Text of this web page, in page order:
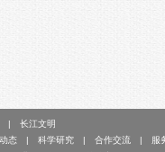
长江文明
态 科学研究 合作交流 服